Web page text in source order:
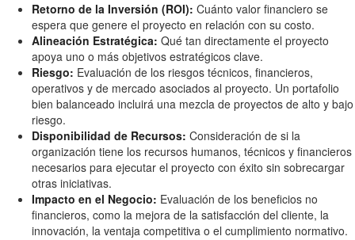
Retorno de la Inversión (ROI): Cuánto valor financiero se
espera que genere el proyecto en relación con su costo.
Alineación Estratégica: Qué tan directamente el proyecto
apoya uno o más objetivos estratégicos clave.
Riesgo: Evaluación de los riesgos técnicos, financieros,
operativos y de mercado asociados al proyecto. Un portafolio
bien balanceado incluirá una mezcla de proyectos de alto y bajo
riesgo.
Disponibilidad de Recursos: Consideración de si la
organización tiene los recursos humanos, técnicos y financieros
necesarios para ejecutar el proyecto con éxito sin sobrecargar
otras iniciativas.
Impacto en el Negocio: Evaluación de los beneficios no
financieros, como la mejora de la satisfacción del cliente, la
innovación, la ventaja competitiva o el cumplimiento normativo.